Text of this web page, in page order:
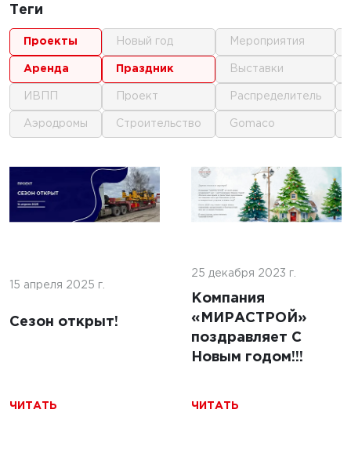
15 апреля 2025 г.
Сезон открыт!
ЧИТАТЬ
25 декабря 2023 г.
Компания
«МИРАСТРОЙ»
поздравляет С
Новым годом!!!
ЧИТАТЬ
16 июня 2025 г.
современные
подходы и
технологии
Теги
проекты
аренда
ИВПП
аэродромы
новый год
праздник
проект
строительство
мероприятия
выставки
распределитель
gomaco